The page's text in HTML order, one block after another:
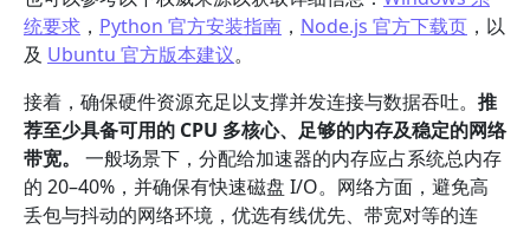
统要求 ， Python 官方安装指南 ， Node.js 官方下载页 ，以
及 Ubuntu 官方版本建议。
接着，确保硬件资源充足以支撑并发连接与数据吞吐。 推
荐至少具备可用的 CPU 多核心、足够的内存及稳定的网络
带宽。
一般场景下，分配给加速器的内存应占系统总内存
的 20–40%，并确保有快速磁盘 I/O。网络方面，避免高
丢包与抖动的网络环境，优选有线优先、带宽对等的连